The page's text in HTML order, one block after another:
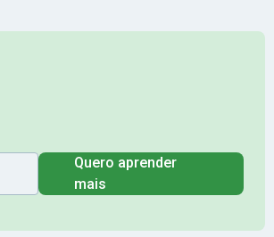
Quero aprender
mais